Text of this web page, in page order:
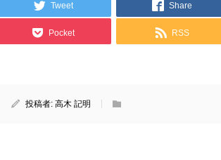
Tweet Share
Pocket RSS
投稿者:高木 記明